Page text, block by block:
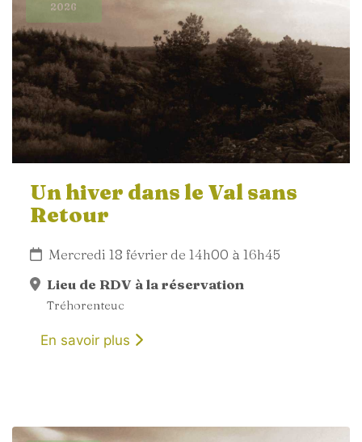
2026
Un hiver dans le Val sans
Retour
Mercredi 18 février de 14h00 à 16h45
Lieu de RDV à la réservation
Tréhorenteuc
En savoir plus